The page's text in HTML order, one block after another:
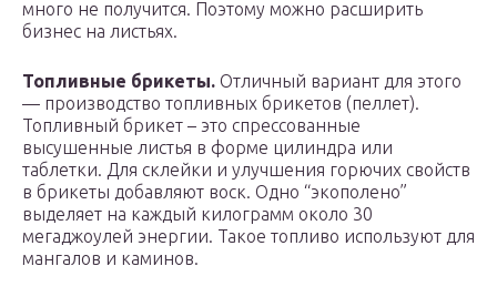
много не получится. Поэтому можно расширить
бизнес на листьях.
Топливные брикеты. Отличный вариант для этого
— производство топливных брикетов (пеллет).
Топливный брикет – это спрессованные
высушенные листья в форме цилиндра или
таблетки. Для склейки и улучшения горючих свойств
в брикеты добавляют воск. Одно “экополено”
выделяет на каждый килограмм около 30
мегаджоулей энергии. Такое топливо используют для
мангалов и каминов.